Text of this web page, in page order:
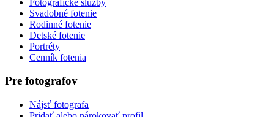
Svadobné fotenie
Rodinné fotenie
Detské fotenie
Portréty
Cenník fotenia
Pre fotografov
Nájsť fotografa